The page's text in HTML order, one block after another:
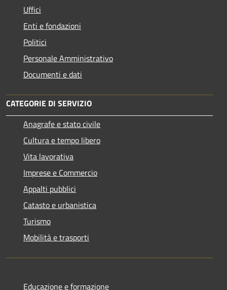
Uffici
Enti e fondazioni
Politici
Personale Amministrativo
Documenti e dati
CATEGORIE DI SERVIZIO
Anagrafe e stato civile
Cultura e tempo libero
Vita lavorativa
Imprese e Commercio
Appalti pubblici
Catasto e urbanistica
Turismo
Mobilità e trasporti
Educazione e formazione